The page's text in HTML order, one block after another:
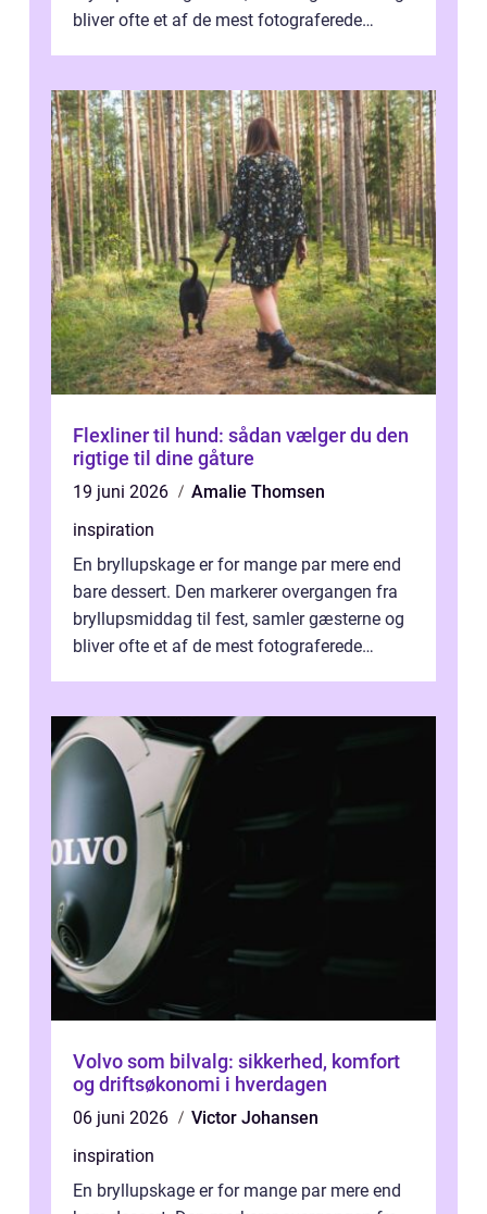
bliver ofte et af de mest fotograferede
Flexliner til hund: sådan vælger du den
rigtige til dine gåture
19 juni 2026
Amalie Thomsen
inspiration
En bryllupskage er for mange par mere end
bare dessert. Den markerer overgangen fra
bryllupsmiddag til fest, samler gæsterne og
bliver ofte et af de mest fotograferede
Volvo som bilvalg: sikkerhed, komfort
og driftsøkonomi i hverdagen
06 juni 2026
Victor Johansen
inspiration
En bryllupskage er for mange par mere end